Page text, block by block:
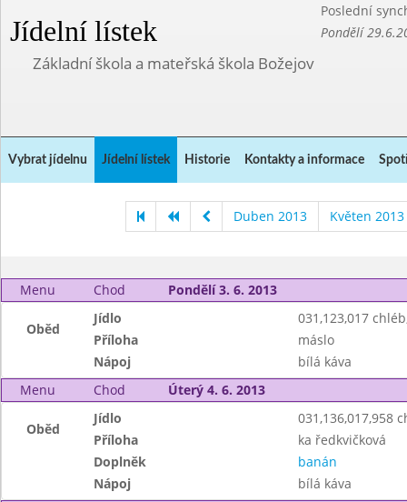
Jídelní lístek
Poslední
Pondělí
Základní škola a mateřská škola Božejov
Vybrat jídelnu Jídelní lístek Historie Kontakty a informace
Duben 2013 Květen 2013
Menu Chod Pondělí 3. 6. 2013
Oběd
Jídlo
031,123,017
Příloha
máslo
Nápoj
bílá káva
Menu
Chod Úterý 4. 6. 2013
Oběd
Jídlo
031,136,017,958
Příloha
ka ředkvičková
Doplněk
banán
Nápoj
bílá káva